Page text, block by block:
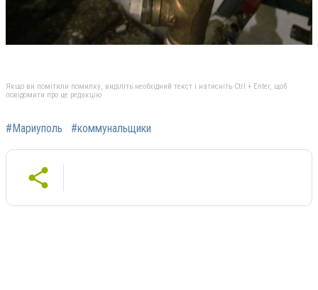
Якщо ви помітили помилку, виділіть необхідний текст і натисніть Ctrl + Enter, щоб
повідомити про це редакцію
#Мариуполь #коммунальщики